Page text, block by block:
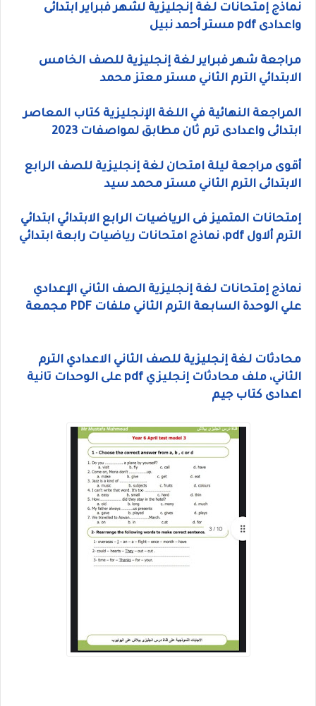
نماذج إمتحانات لغة إنجليزية لشهر فبراير ابتدائى
واعدادى pdf مستر أحمد نبيل
مراجعة شهر فبراير لغة إنجليزية للصف الخامس
الابتدائي الترم الثاني مستر معتز محمد
المراجعة النهائية في اللغة الإنجليزية كتاب المعاصر
ابتدائى واعدادى ترم ثان مطابق لمواصفات 2023
أقوى مراجعة ليلة امتحان لغة إنجليزية للصف الرابع
الابتدائى الترم الثاني مستر محمد سيد
إمتحانات المتميز فى الرياضيات الرابع الابتدائي ابتدائي
الترم ألاول pdf، نماذج امتحانات رياضيات رابعة ابتدائي
نماذج إمتحانات لغة إنجليزية الصف الثاني الإعدادي
علي الوحدة السابعة الترم الثاني ملفات PDF مجمعة
محادثات لغة إنجليزية للصف الثاني الاعدادي الترم
الثاني، ملف محادثات إنجليزي pdf على الوحدات تانية
اعدادى كتاب جيم